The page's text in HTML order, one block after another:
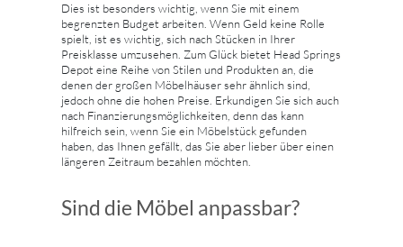
Dies ist besonders wichtig, wenn Sie mit einem
begrenzten Budget arbeiten. Wenn Geld keine Rolle
spielt, ist es wichtig, sich nach Stücken in Ihrer
Preisklasse umzusehen. Zum Glück bietet Head Springs
Depot eine Reihe von Stilen und Produkten an, die
denen der großen Möbelhäuser sehr ähnlich sind,
jedoch ohne die hohen Preise. Erkundigen Sie sich auch
nach Finanzierungsmöglichkeiten, denn das kann
hilfreich sein, wenn Sie ein Möbelstück gefunden
haben, das Ihnen gefällt, das Sie aber lieber über einen
längeren Zeitraum bezahlen möchten.
Sind die Möbel anpassbar?